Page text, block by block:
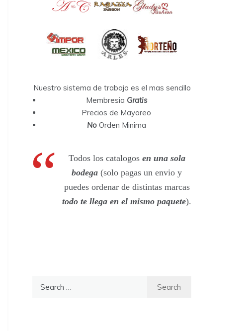
Nuestro sistema de trabajo es el mas sencillo
Membresia Gratis
Precios de Mayoreo
NoOrden Minima
Todos los catalogos en una sola
bodega (solo pagas un envio y
puedes ordenar de distintas marcas
todo te llega en el mismo paquete).